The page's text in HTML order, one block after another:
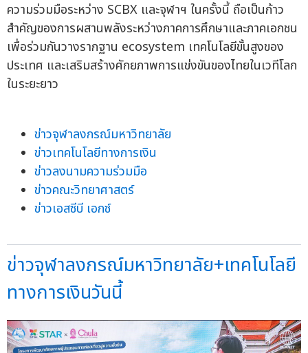
ความร่วมมือระหว่าง SCBX และจุฬาฯ ในครั้งนี้ ถือเป็นก้าว
สำคัญของการผสานพลังระหว่างภาคการศึกษาและภาคเอกชน
เพื่อร่วมกันวางรากฐาน ecosystem เทคโนโลยีขั้นสูงของ
ประเทศ และเสริมสร้างศักยภาพการแข่งขันของไทยในเวทีโลก
ในระยะยาว
ข่าวจุฬาลงกรณ์มหาวิทยาลัย
ข่าวเทคโนโลยีทางการเงิน
ข่าวลงนามความร่วมมือ
ข่าวคณะวิทยาศาสตร์
ข่าวเอสซีบี เอกซ์
ข่าวจุฬาลงกรณ์มหาวิทยาลัย+เทคโนโลยี
ทางการเงินวันนี้